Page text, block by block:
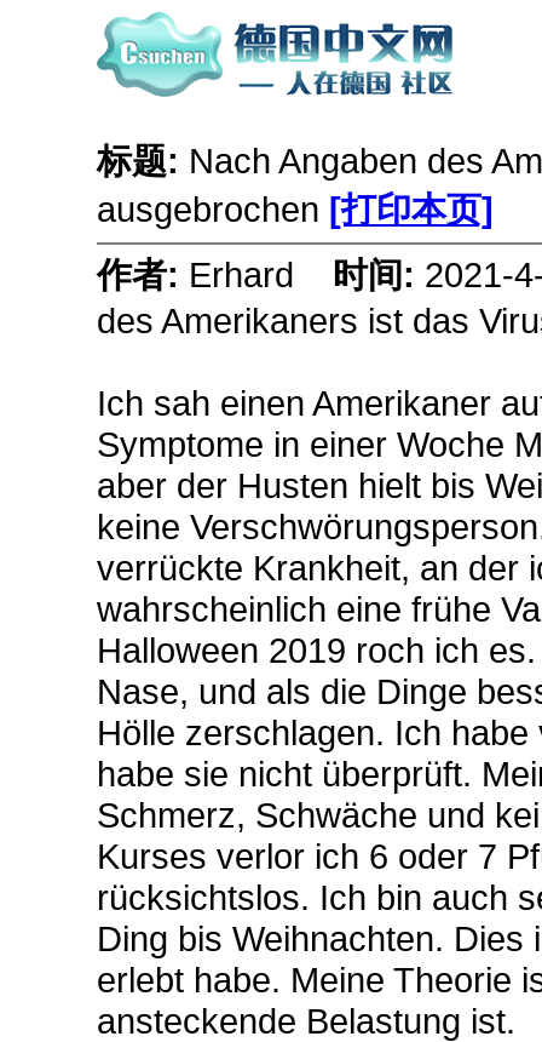
标题: Nach Angaben des
ausgebrochen [打印本页]
作者: Erhard 时间: 2021-
des Amerikaners ist das
Ich sah einen Amerikaner
Symptome in einer Woche
aber der Husten hielt bis
keine
verrückte Krankheit, an der
wahrscheinlich eine frühe
Halloween 2019 roch ich
Nase, und als die Dinge
Hölle zerschlagen. Ich
habe sie nicht überprüft.
Schmerz, Schwäche und
Kurses verlor ich 6 oder 7
rücksichtslos. Ich bin auch
Ding bis Weihnachten.
erlebt habe. Meine Theorie
ansteckende Belastung ist.